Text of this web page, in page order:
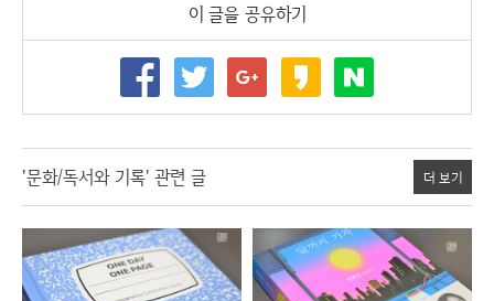
이 글을 공유하기
'문화/독서와 기록' 관련 글 더 보기